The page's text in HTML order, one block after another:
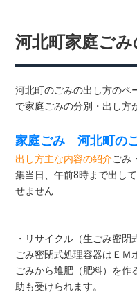
河北町家庭ご
河北町のごみの出し方のペ
で家庭ごみの分別・出し方
家庭ごみ 河北町の
出し方主な内容の紹介ごみ
集当日、午前8時まで出し
せません
・リサイクル（生ごみ密
ごみ密閉式処理容器はＥＭ
ごみから堆肥（肥料）を作
助も受けられます。